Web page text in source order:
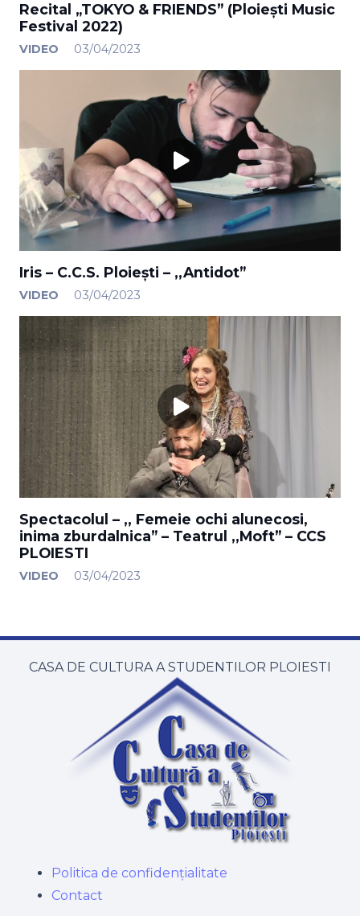
Recital „TOKYO & FRIENDS” (Ploiești Music
Festival 2022)
VIDEO 03/04/2023
Iris – C.C.S. Ploiești – ,,Antidot”
VIDEO 03/04/2023
Spectacolul – ,, Femeie ochi alunecosi,
inima zburdalnica” – Teatrul ,,Moft” – CCS
PLOIESTI
VIDEO 03/04/2023
CASA DE CULTURA A STUDENTILOR PLOIESTI
Politica de confidențialitate
Contact